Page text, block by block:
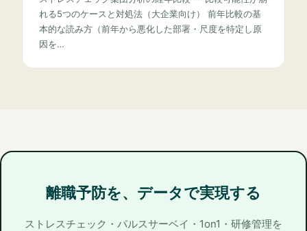
れる5つのケースと対処法（大企業向け） 前年比較の基
本的な読み方（前年から悪化した部署・尺度を特定し原
因を…
離職予防を、データで実現する
ストレスチェック・パルスサーベイ・1on1・研修管理を